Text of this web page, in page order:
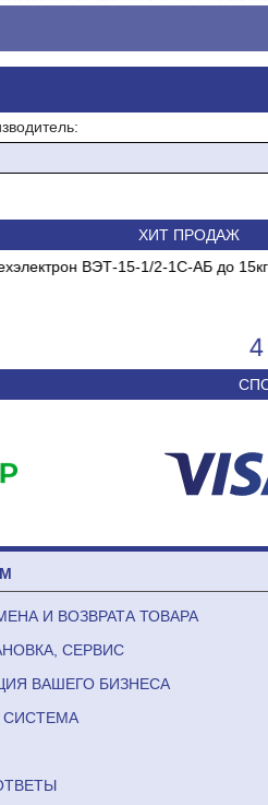
2 г/м?
без запаха
наклеивания: 0 ?C
ХИТ ПРОДАЖ
Весы электронные CAS
Сплит-система
И ВОЗВРАТА ТОВАРА
СЕРВИС
ВАШЕГО БИЗНЕСА
СИСТЕМА